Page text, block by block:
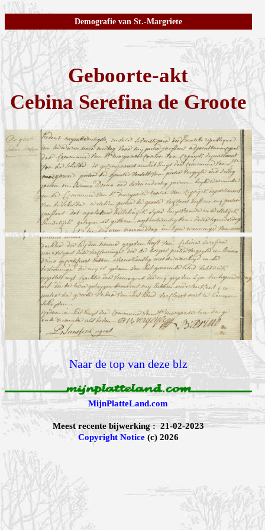
Demografie van St.-Margriete
Geboorte-akt
Cebina Serefina de Groote
Naar de top van deze blz
MijnPlatteLand.com
Meest recente bijwerking : 21-02-2023
Copyright Notice(c) 2026